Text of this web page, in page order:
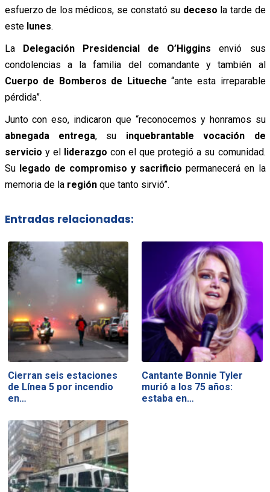
esfuerzo de los médicos, se constató su deceso la tarde de
este lunes.
La Delegación Presidencial de O’Higgins envió sus
condolencias a la familia del comandante y también al
Cuerpo de Bomberos de Litueche “ante esta irreparable
pérdida”.
Junto con eso, indicaron que “reconocemos y honramos su
abnegada entrega, su inquebrantable vocación de
servicio y el liderazgo con el que protegió a su comunidad.
Su legado de compromiso y sacrificio permanecerá en la
memoria de la regiónque tanto sirvió”.
Entradas relacionadas:
Cierran seis estaciones
de Línea 5 por incendio
en…
Cantante Bonnie Tyler
murió a los 75 años:
estaba en…